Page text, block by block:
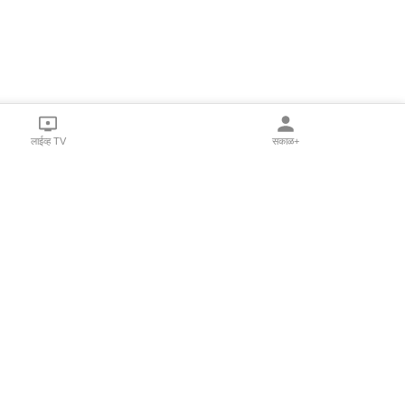
लाईव्ह TV सकाळ+